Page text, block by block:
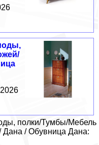
полки/Тумбы/Мебель
Дана / Обувница Дана: